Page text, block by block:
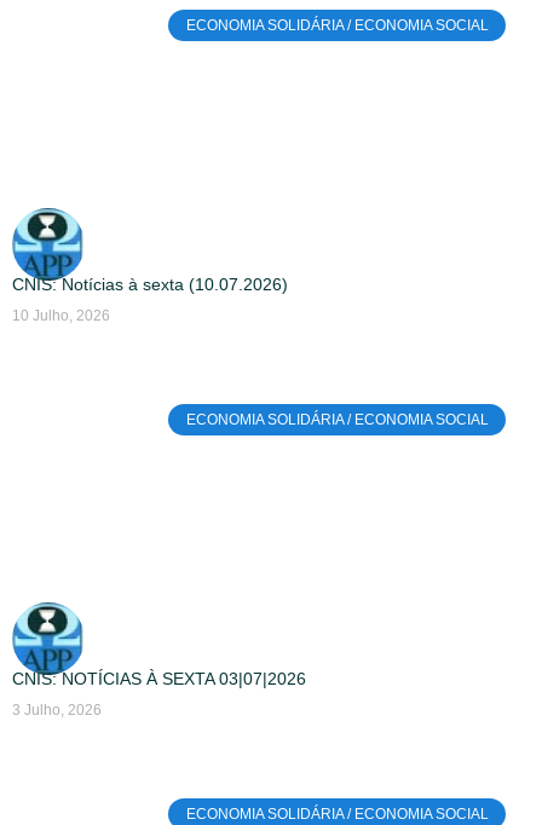
ECONOMIA SOLIDÁRIA / ECONOMIA SOCIAL
CNIS: Notícias à sexta (10.07.2026)
10 Julho, 2026
ECONOMIA SOLIDÁRIA / ECONOMIA SOCIAL
CNIS: NOTÍCIAS À SEXTA 03|07|2026
3 Julho, 2026
ECONOMIA SOLIDÁRIA / ECONOMIA SOCIAL